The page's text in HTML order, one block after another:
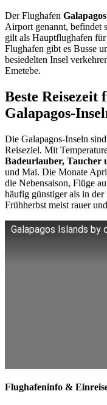
Der Flughafen
Airport genannt, befindet
gilt als Hauptflughafen
Flughafen gibt es Busse
besiedelten Insel
Emetebe.
Beste Reisezeit
Galapagos-
Die Galapagos-Inseln
Reiseziel. Mit
Badeurlauber, Taucher
und Mai. Die Monate
die Nebensaison, Flüge
häufig günstiger als in
Frühherbst meist rauer
Galapagos Islands by
Flughafeninfo &